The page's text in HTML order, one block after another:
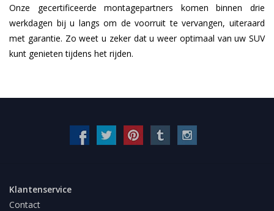
Onze gecertificeerde montagepartners komen binnen drie
werkdagen bij u langs om de voorruit te vervangen, uiteraard
met garantie. Zo weet u zeker dat u weer optimaal van uw SUV
kunt genieten tijdens het rijden.
Klantenservice
Contact